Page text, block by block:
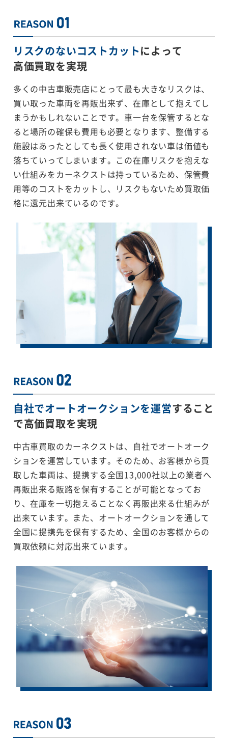
リスクのないコストカットによって
高価買取を実現
多くの中古車販売店にとって最も大きなリスクは、
買い取った車両を再販出来ず、在庫として抱えてし
まうかもしれないことです。車一台を保管するとな
ると場所の確保も費用も必要となります、整備する
施設はあったとしても長く使用されない車は価値も
落ちていってしまいます。この在庫リスクを抱えな
い仕組みをカーネクストは持っているため、保管費
用等のコストをカットし、リスクもないため買取価
格に還元出来ているのです。
自社でオートオークションを運営すること
で高価買取を実現
中古車買取のカーネクストは、自社でオートオーク
ションを運営しています。そのため、お客様から買
取した車両は、提携する全国13,000社以上の業者へ
再販出来る販路を保有することが可能となってお
り、在庫を一切抱えることなく再販出来る仕組みが
出来ています。また、オートオークションを通して
全国に提携先を保有するため、全国のお客様からの
買取依頼に対応出来ています。